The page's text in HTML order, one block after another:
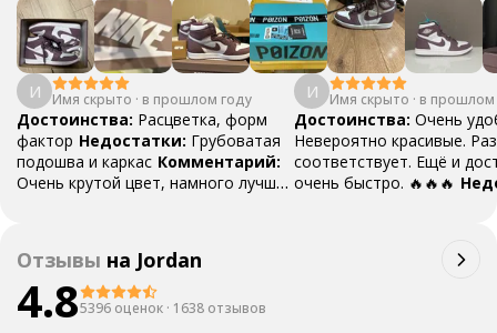
И Имя скрыто · в прошлом году
Достоинства: Расцветка, форм
фактор Недостатки: Грубоватая
подошва и каркас Комментарий:
Очень крутой цвет, намного лучше,
И Имя скрыто · в прошлом
Достоинства: Очень
Невероятно красивые.
соответствует. Ещё и
очень быстро. 🔥🔥🔥
Отзывы на Jordan
4.85396 оценок · 1638 отзывов